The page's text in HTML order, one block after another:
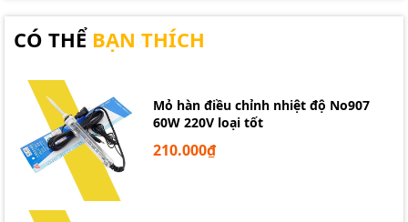
CÓ THỂ BẠN THÍCH
Mỏ hàn điều chỉnh nhiệt độ No907
60W 220V loại tốt
210.000₫